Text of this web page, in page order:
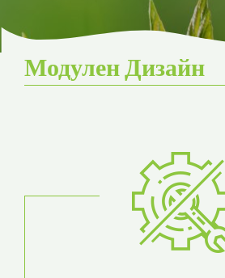
Модулен Дизайн